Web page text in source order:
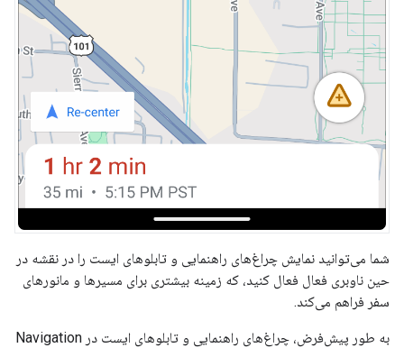
شما می‌توانید نمایش چراغ‌های راهنمایی و تابلوهای ایست را در نقشه در
حین ناوبری فعال فعال کنید، که زمینه بیشتری برای مسیرها و مانورهای
سفر فراهم می‌کند.
به طور پیش‌فرض، چراغ‌های راهنمایی و تابلوهای ایست در Navigation